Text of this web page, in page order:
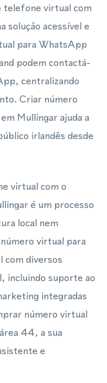
telefone virtual com
solução acessível e
para WhatsApp
podem contactá-
centralizando
Criar número
Mullingar ajuda a
irlandês desde
virtual com o
é um processo
local nem
virtual para
com diversos
incluindo suporte ao
integradas
número virtual
44, a sua
e